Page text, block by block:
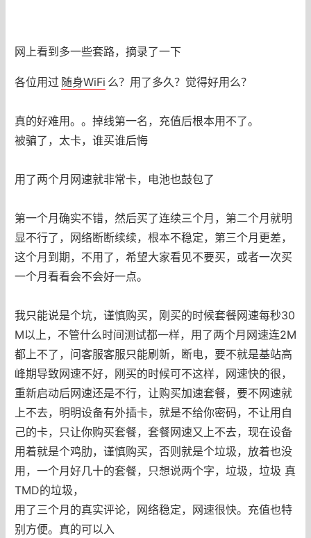
网上看到多一些套路，摘录了一下
各位用过 随身WiFi 么？用了多久？觉得好用么？
真的好难用。。掉线第一名，充值后根本用不了。
被骗了，太卡，谁买谁后悔
用了两个月网速就非常卡，电池也鼓包了
第一个月确实不错，然后买了连续三个月，第二个月就明
显不行了，网络断断续续，根本不稳定，第三个月更差，
这个月到期，不用了，希望大家看见不要买，或者一次买
一个月看看会不会好一点。
我只能说是个坑，谨慎购买，刚买的时候套餐网速每秒30
M以上，不管什么时间测试都一样，用了两个月网速连2M
都上不了，问客服客服只能刷新，断电，要不就是基站高
峰期导致网速不好，刚买的时候可不这样，网速快的很，
重新启动后网速还是不行，让购买加速套餐，要不网速就
上不去，明明设备有外插卡，就是不给你密码，不让用自
己的卡，只让你购买套餐，套餐网速又上不去，现在设备
用着就是个鸡肋，谨慎购买，否则就是个垃圾，放着也没
用，一个月好几十的套餐，只想说两个字，垃圾，垃圾 真
TMD的垃圾，
用了三个月的真实评论，网络稳定，网速很快。充值也特
别方便。真的可以入